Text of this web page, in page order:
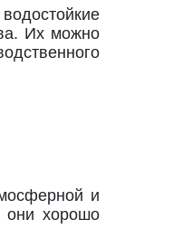
Их можно
и
они хорошо